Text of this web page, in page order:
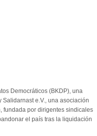
Democráticos (BKDP), una
e.V., una asociación
fundada por dirigentes sindicales
el país tras la liquidación